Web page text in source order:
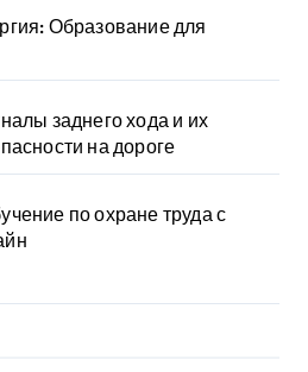
Образование для
заднего хода и их
на дороге
по охране труда с